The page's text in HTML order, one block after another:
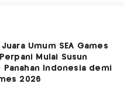
Umum SEA Games
Mulai Susun
Panahan Indonesia demi
2026